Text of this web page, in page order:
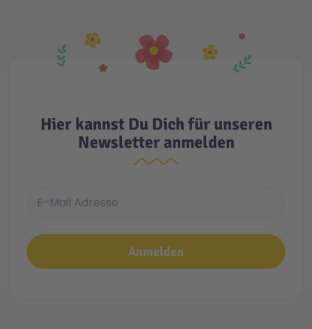
Hier kannst Du Dich für unseren
Newsletter anmelden
Anmelden